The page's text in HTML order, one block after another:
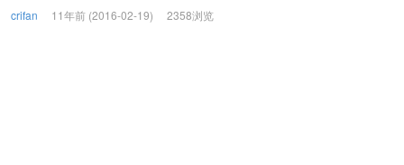
crifan 11年前 (2016-02-19) 2358浏览